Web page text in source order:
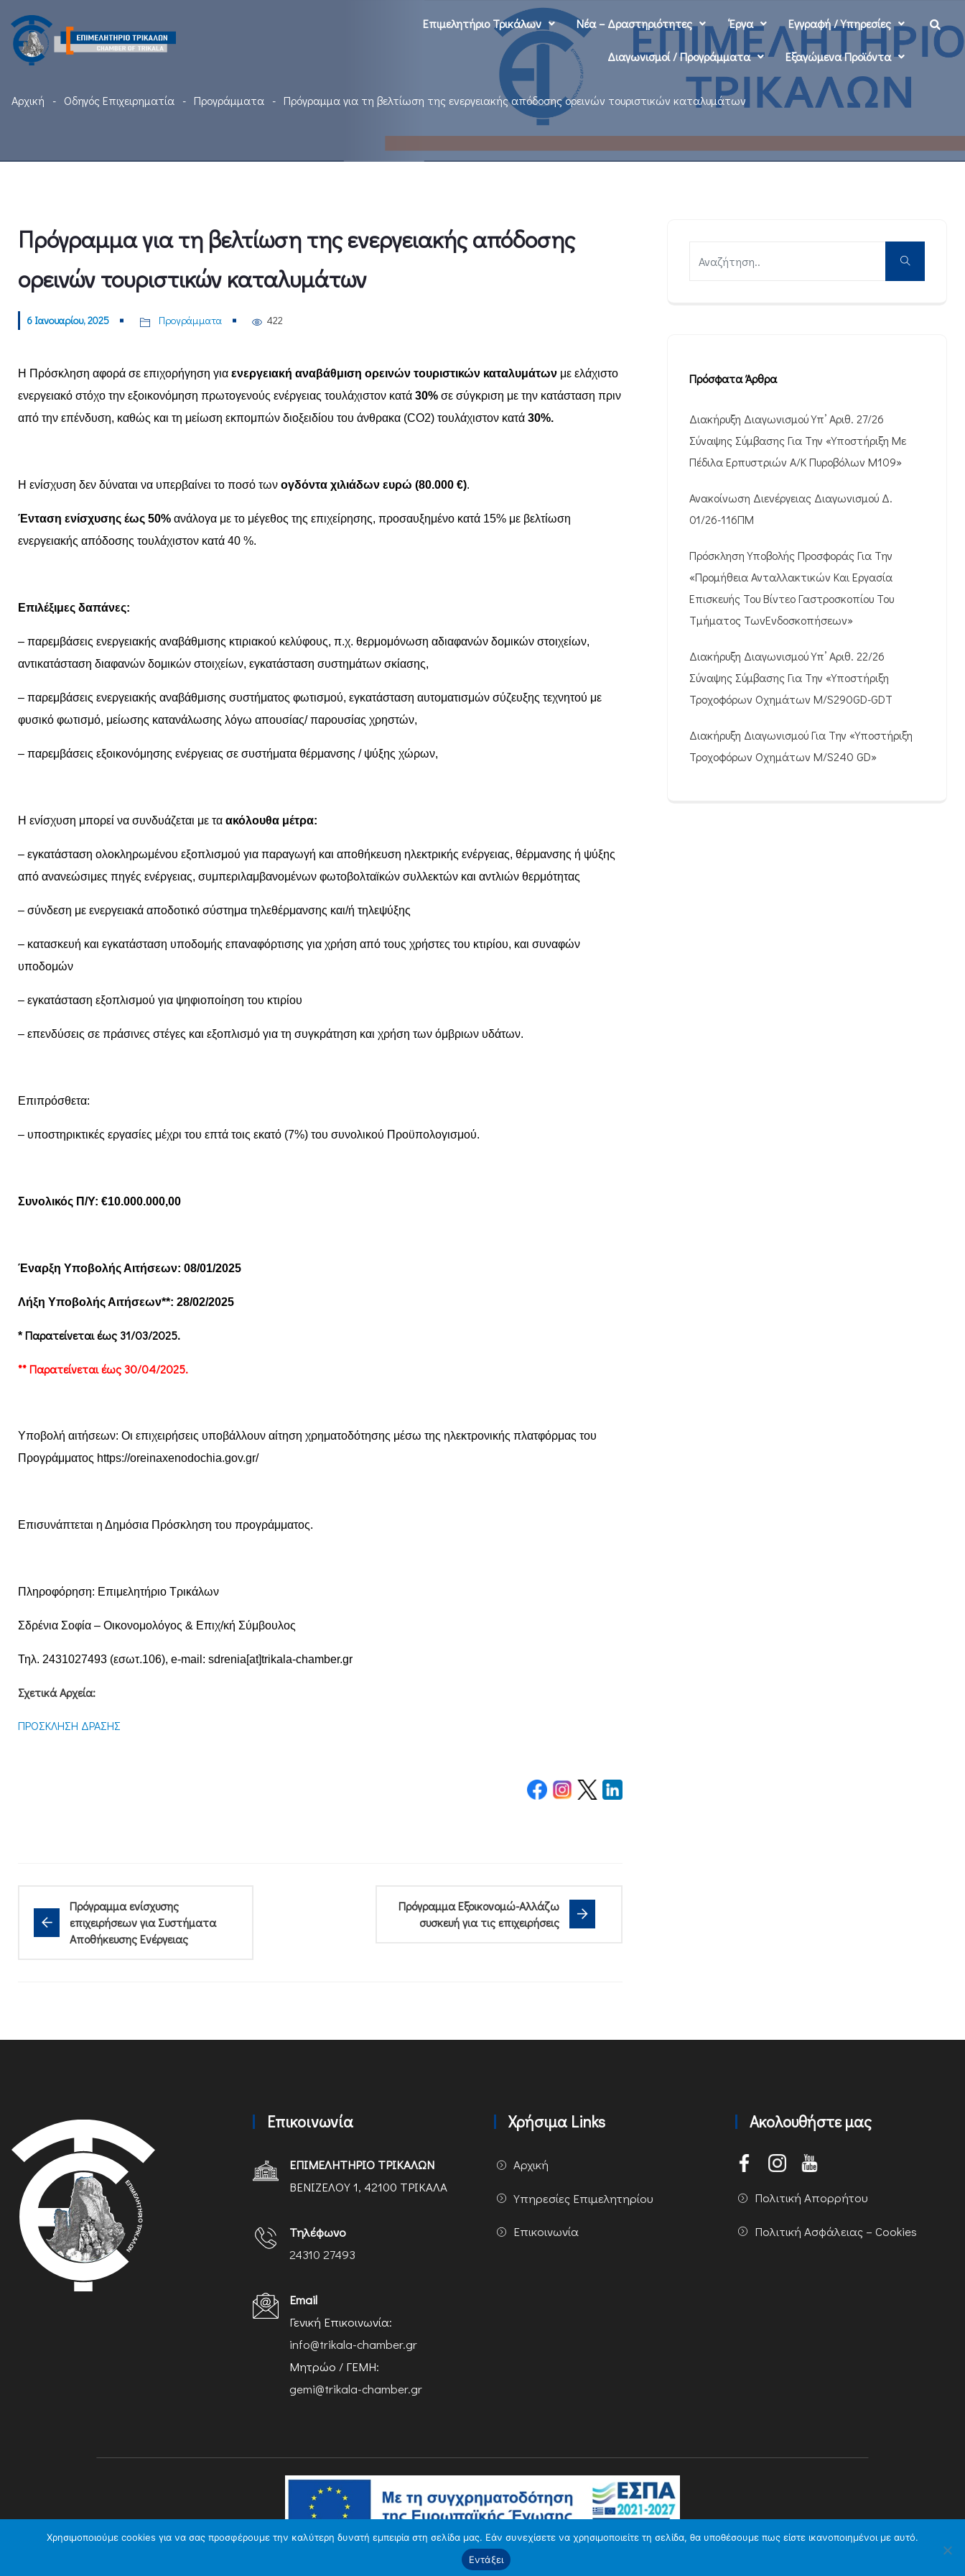
Επιμελητήριο Τρικάλων Νέα – Δραστηριότητες ‘Εργα Εγγραφή / Υπηρεσίες
Διαγωνισμοί / Προγράμματα Εξαγώμενα Προϊόντα
Αρχική Οδηγός Επιχειρηματία Προγράμματα Πρόγραμμα για τη βελτίωση της ενεργειακής απόδοσης ορεινών τουριστικών καταλυμάτων
Πρόγραμμα για τη βελτίωση της ενεργειακής απόδοσης
ορεινών τουριστικών καταλυμάτων
6 Ιανουαρίου, 2025 Προγράμματα 422
Η Πρόσκληση αφορά σε επιχορήγηση για ενεργειακή αναβάθμιση ορεινών τουριστικών καταλυμάτων με ελάχιστο
ενεργειακό στόχο την εξοικονόμηση πρωτογενούς ενέργειας τουλάχιστον κατά 30% σε σύγκριση με την κατάσταση πριν
από την επένδυση, καθώς και τη μείωση εκπομπών διοξειδίου του άνθρακα (CO2) τουλάχιστον κατά 30%.
Η ενίσχυση δεν δύναται να υπερβαίνει το ποσό των ογδόντα χιλιάδων ευρώ (80.000 €).
Ένταση ενίσχυσης έως 50% ανάλογα με το μέγεθος της επιχείρησης, προσαυξημένο κατά 15% με βελτίωση
ενεργειακής απόδοσης τουλάχιστον κατά 40 %.
Επιλέξιμες δαπάνες:
– παρεμβάσεις ενεργειακής αναβάθμισης κτιριακού κελύφους, π.χ. θερμομόνωση αδιαφανών δομικών στοιχείων,
αντικατάσταση διαφανών δομικών στοιχείων, εγκατάσταση συστημάτων σκίασης,
– παρεμβάσεις ενεργειακής αναβάθμισης συστήματος φωτισμού, εγκατάσταση αυτοματισμών σύζευξης τεχνητού με
φυσικό φωτισμό, μείωσης κατανάλωσης λόγω απουσίας/ παρουσίας χρηστών,
– παρεμβάσεις εξοικονόμησης ενέργειας σε συστήματα θέρμανσης / ψύξης χώρων,
Η ενίσχυση μπορεί να συνδυάζεται με τα ακόλουθα μέτρα:
– εγκατάσταση ολοκληρωμένου εξοπλισμού για παραγωγή και αποθήκευση ηλεκτρικής ενέργειας, θέρμανσης ή ψύξης
από ανανεώσιμες πηγές ενέργειας, συμπεριλαμβανομένων φωτοβολταϊκών συλλεκτών και αντλιών θερμότητας
– σύνδεση με ενεργειακά αποδοτικό σύστημα τηλεθέρμανσης και/ή τηλεψύξης
– κατασκευή και εγκατάσταση υποδομής επαναφόρτισης για χρήση από τους χρήστες του κτιρίου, και συναφών
υποδομών
– εγκατάσταση εξοπλισμού για ψηφιοποίηση του κτιρίου
– επενδύσεις σε πράσινες στέγες και εξοπλισμό για τη συγκράτηση και χρήση των όμβριων υδάτων.
Επιπρόσθετα:
– υποστηρικτικές εργασίες μέχρι του επτά τοις εκατό (7%) του συνολικού Προϋπολογισμού.
Συνολικός Π/Υ: €10.000.000,00
Έναρξη Υποβολής Αιτήσεων: 08/01/2025
Λήξη Υποβολής Αιτήσεων**: 28/02/2025
* Παρατείνεται έως 31/03/2025.
** Παρατείνεται έως 30/04/2025.
Υποβολή αιτήσεων: Οι επιχειρήσεις υποβάλλουν αίτηση χρηματοδότησης μέσω της ηλεκτρονικής πλατφόρμας του
Προγράμματος https://oreinaxenodochia.gov.gr/
Επισυνάπτεται η Δημόσια Πρόσκληση του προγράμματος.
Πληροφόρηση: Επιμελητήριο Τρικάλων
Σδρένια Σοφία – Οικονομολόγος & Επιχ/κή Σύμβουλος
Τηλ. 2431027493 (εσωτ.106), e-mail: sdrenia[at]trikala-chamber.gr
Σχετικά Αρχεία:
ΠΡΟΣΚΛΗΣΗ ΔΡΑΣΗΣ
Πρόγραμμα ενίσχυσης
επιχειρήσεων για Συστήματα
Αποθήκευσης Ενέργειας
Πρόγραμμα Εξοικονομώ-Αλλάζω
συσκευή για τις επιχειρήσεις
Πρόσφατα Άρθρα
Διακήρυξη Διαγωνισμού Υπ’ Αριθ. 27/26
Σύναψης Σύμβασης Για Την «Υποστήριξη Με
Πέδιλα Ερπυστριών Α/Κ Πυροβόλων M109»
Ανακοίνωση Διενέργειας Διαγωνισμού Δ.
01/26-116ΠΜ
Πρόσκληση Υποβολής Προσφοράς Για Την
«Προμήθεια Ανταλλακτικών Και Εργασία
Επισκευής Του Βίντεο Γαστροσκοπίου Του
Τμήματος ΤωνΕνδοσκοπήσεων»
Διακήρυξη Διαγωνισμού Υπ’ Αριθ. 22/26
Σύναψης Σύμβασης Για Την «Υποστήριξη
Τροχοφόρων Οχημάτων M/S290GD-GDT
Διακήρυξη Διαγωνισμού Για Την «Υποστήριξη
Τροχοφόρων Οχημάτων M/S240 GD»
Επικοινωνία
ΕΠΙΜΕΛΗΤΗΡΙΟ ΤΡΙΚΑΛΩΝ
ΒΕΝΙΖΕΛΟΥ 1, 42100 ΤΡΙΚΑΛΑ
Τηλέφωνο
24310 27493
Email
Γενική Επικοινωνία:
info@trikala-chamber.gr
Μητρώο / ΓΕΜΗ:
gemi@trikala-chamber.gr
Χρήσιμα Links
Αρχική
Υπηρεσίες Επιμελητηρίου
Επικοινωνία
Ακολουθήστε μας
Πολιτική Απορρήτου
Πολιτική Ασφάλειας – Cookies
Χρησιμοποιούμε cookies για να σας προσφέρουμε την καλύτερη δυνατή εμπειρία στη σελίδα μας. Εάν συνεχίσετε να χρησιμοποιείτε τη σελίδα, θα υποθέσουμε πως είστε ικανοποιημένοι με αυτό.
Εντάξει
Copyright 2026 Powered by